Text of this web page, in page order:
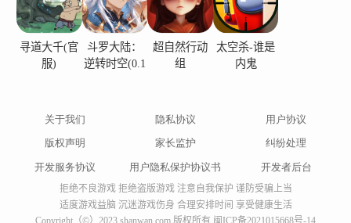
寻道大千(官
服)
斗罗大陆：
逆转时空(0.1
超自然行动
组
太空杀-谁是
内鬼
关于我们 隐私协议
用户协议
版权声明
家长监护
纠纷处理
开发服务协议
用户隐私保护协议书 开发者后台
拒绝不良游戏 拒绝盗版游戏 注意自我保护 谨防受骗上当
适度游戏益脑 沉迷游戏伤身 合理安排时间 享受健康生活